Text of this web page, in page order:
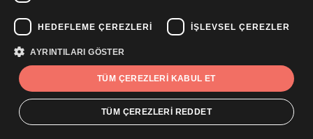
HEDEFLEME ÇEREZLERI İŞLEVSEL ÇEREZLER
AYRINTILARI GÖSTER
TÜM ÇEREZLERI KABUL ET
TÜM ÇEREZLERI REDDET